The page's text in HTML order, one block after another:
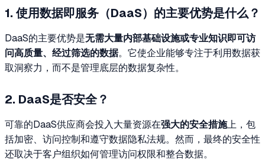
1. 使用数据即服务（DaaS）的主要优势是什么？
DaaS的主要优势是无需大量内部基础设施或专业知识即可访
问高质量、经过筛选的数据。它使企业能够专注于利用数据获
取洞察力，而不是管理底层的数据复杂性。
2. DaaS是否安全？
可靠的DaaS供应商会投入大量资源在强大的安全措施上，包
括加密、访问控制和遵守数据隐私法规。然而，最终的安全性
还取决于客户组织如何管理访问权限和整合数据。